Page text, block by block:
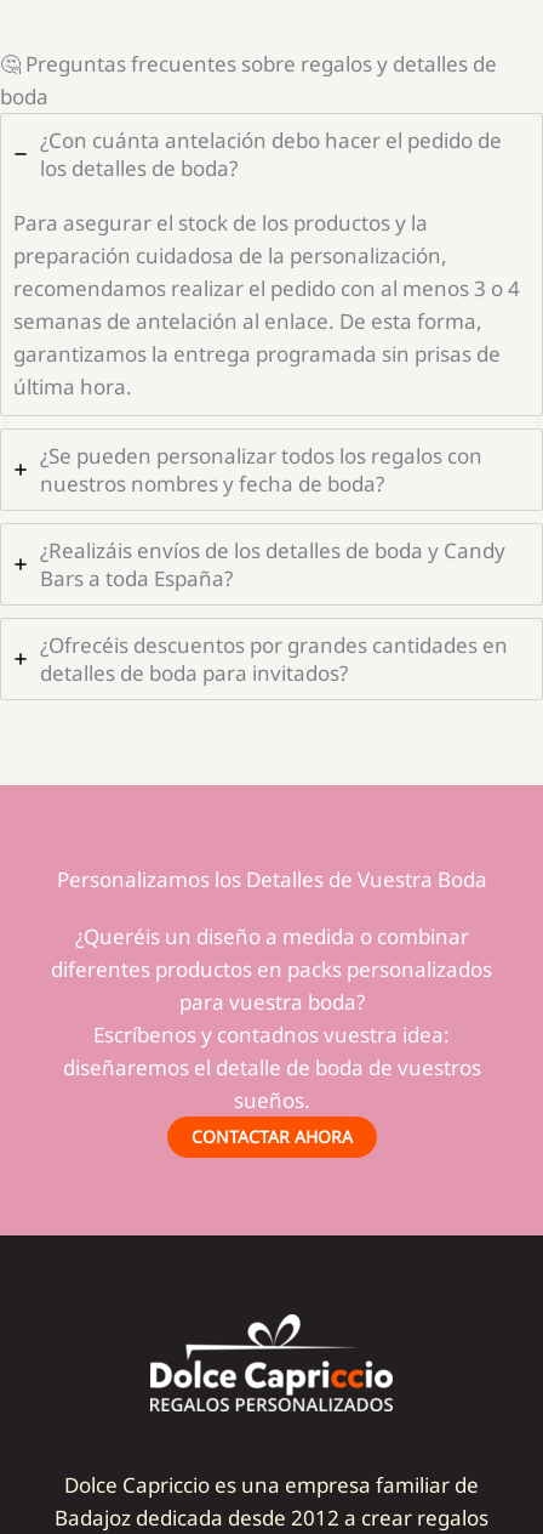
🤔 Preguntas frecuentes sobre regalos y detalles de
boda
¿Con cuánta antelación debo hacer el pedido de
los detalles de boda?
Para asegurar el stock de los productos y la
preparación cuidadosa de la personalización,
recomendamos realizar el pedido con al menos 3 o 4
semanas de antelación al enlace. De esta forma,
garantizamos la entrega programada sin prisas de
última hora.
¿Se pueden personalizar todos los regalos con
nuestros nombres y fecha de boda?
¿Realizáis envíos de los detalles de boda y Candy
Bars a toda España?
¿Ofrecéis descuentos por grandes cantidades en
detalles de boda para invitados?
Personalizamos los Detalles de Vuestra Boda
¿Queréis un diseño a medida o combinar
diferentes productos en packs personalizados
para vuestra boda?
Escríbenos y contadnos vuestra idea:
diseñaremos el detalle de boda de vuestros
sueños.
CONTACTAR AHORA
Dolce Capriccio es una empresa familiar de
Badajoz dedicada desde 2012 a crear regalos